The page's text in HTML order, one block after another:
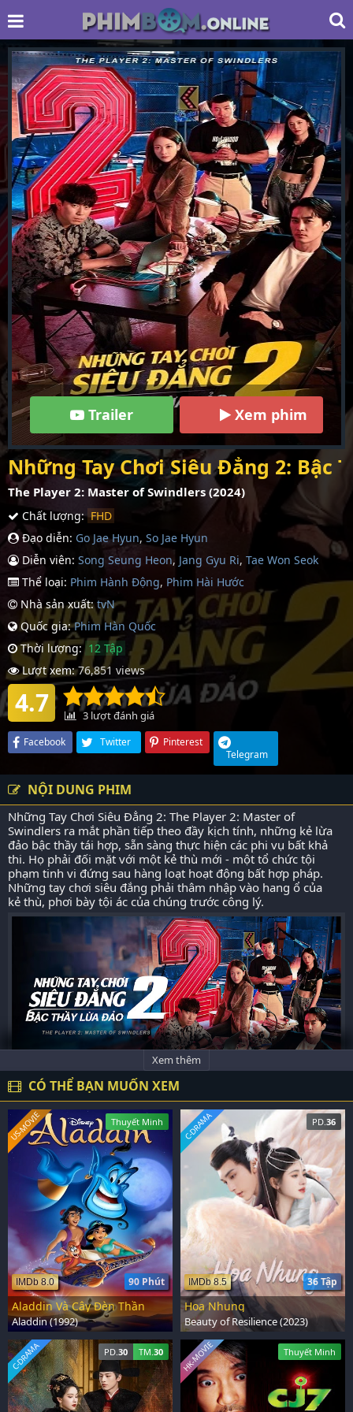
Trailer Xem phim
Những Tay Chơi Siêu Đẳng 2: Bậc
The Player 2: Master of Swindlers (2024)
Chất lượng: FHD
Đạo diễn: Go Jae Hyun, So Jae Hyun
Diễn viên: Song Seung Heon, Jang Gyu Ri, Tae Won Seok
Thể loại: Phim Hành Động, Phim Hài Hước
Nhà sản xuất: tvN
Quốc gia: Phim Hàn Quốc
Thời lượng: 12 Tập
Lượt xem: 76,851 views
4.7 3 lượt đánh giá
Facebook Twitter
Pinterest
Telegram
NỘI DUNG PHIM
Những Tay Chơi Siêu Đẳng 2: The Player 2: Master of
Swindlers ra mắt phần tiếp theo đầy kịch tính, những kẻ lừa
đảo bậc thầy tái hợp, sẵn sàng thực hiện các phi vụ bất khả
thi. Họ phải đối mặt với một kẻ thù mới - một tổ chức tội
phạm tinh vi đứng sau hàng loạt hoạt động bất hợp pháp.
Những tay chơi siêu đắng phải thâm nhập vào hang ổ của
kẻ thù, phơi bày tội ác của chúng trước công lý.
Xem thêm
CÓ THỂ BẠN MUỐN XEM
Thuyết Minh
90 Phút
IMDb 8.0
US-MOVIE
Aladdin Và Cây Đèn Thần
Aladdin (1992)
PD. 36
36 Tập
IMDb 8.5
C-DRAMA
Hoa Nhung
Beauty of Resilience (2023)
PD. 30 TM. 30
C-DRAMA Thuyết Minh
HK-MOVIE